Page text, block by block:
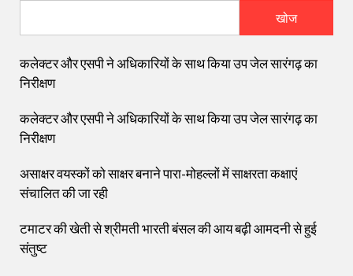
खोज
कलेक्टर और एसपी ने अधिकारियों के साथ किया उप जेल सारंगढ़ का
निरीक्षण
कलेक्टर और एसपी ने अधिकारियों के साथ किया उप जेल सारंगढ़ का
निरीक्षण
असाक्षर वयस्कों को साक्षर बनाने पारा-मोहल्लों में साक्षरता कक्षाएं
संचालित की जा रही
टमाटर की खेती से श्रीमती भारती बंसल की आय बढ़ी आमदनी से हुई
संतुष्ट